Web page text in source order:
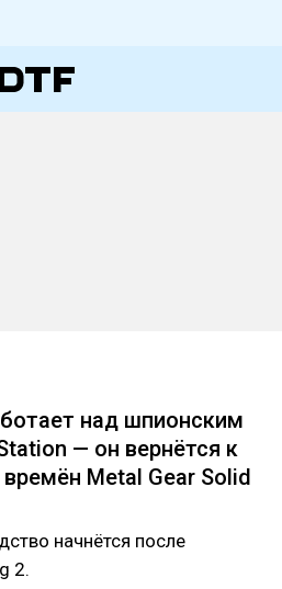
над шпионским
— он вернётся к
Metal Gear Solid
начнётся после
2.